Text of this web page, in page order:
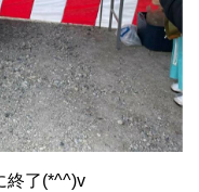
終了(*^^)v